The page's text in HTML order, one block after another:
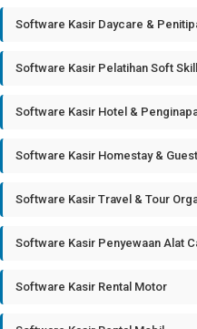
Software Kasir Daycare &
Software Kasir Pelatihan Soft
Software Kasir Hotel &
Software Kasir Homestay &
Software Kasir Travel & Tour
Software Kasir Penyewaan Alat
Software Kasir Rental Motor